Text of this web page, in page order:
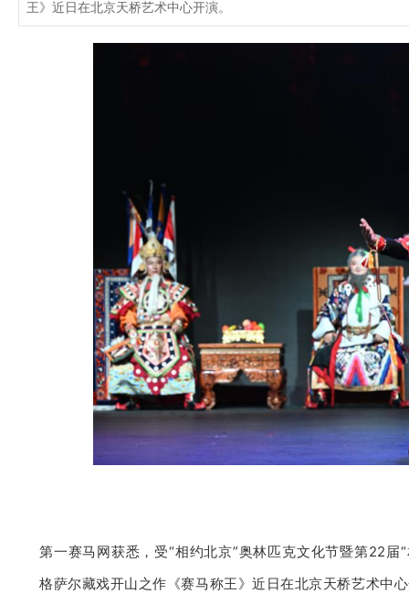
王》近日在北京天桥艺术中心开演。
第一赛马网获悉，受“相约北京”奥林匹克文化节暨第22届
格萨尔藏戏开山之作《赛马称王》近日在北京天桥艺术中